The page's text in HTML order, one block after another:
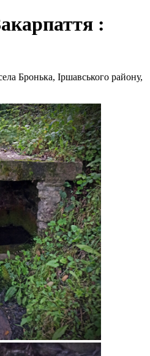
:
Бронька, Іршавського району,